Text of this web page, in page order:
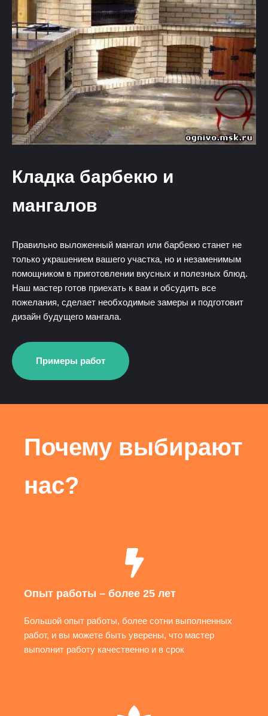
Кладка барбекю и
мангалов
Правильно выложенный мангал или барбекю станет не
только украшением вашего участка, но и незаменимым
помощником в приготовлении вкусных и полезных блюд.
Наш мастер готов приехать к вам и обсудить все
пожелания, сделает необходимые замеры и подготовит
дизайн будущего мангала.
Примеры работ
Почему выбирают
нас?
Опыт работы – более 25 лет
Большой опыт работы, более сотни выполненных
работ, и вы можете быть уверены, что мастер
выполнит работу качественно и в срок